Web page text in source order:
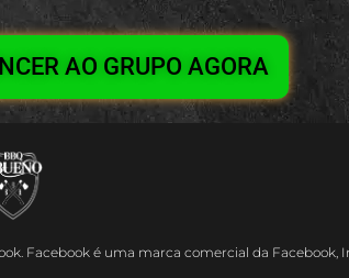
AO GRUPO AGORA
Facebook é uma marca comercial da Facebook,